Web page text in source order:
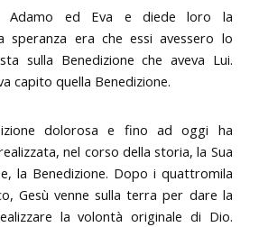
Adamo ed Eva e diede loro la
speranza era che essi avessero lo
sulla Benedizione che aveva Lui.
capito quella Benedizione.
dolorosa e fino ad oggi ha
nel corso della storia, la Sua
la Benedizione. Dopo i quattromila
Gesù venne sulla terra per dare la
la volontà originale di Dio.